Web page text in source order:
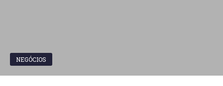
NEGÓCIOS